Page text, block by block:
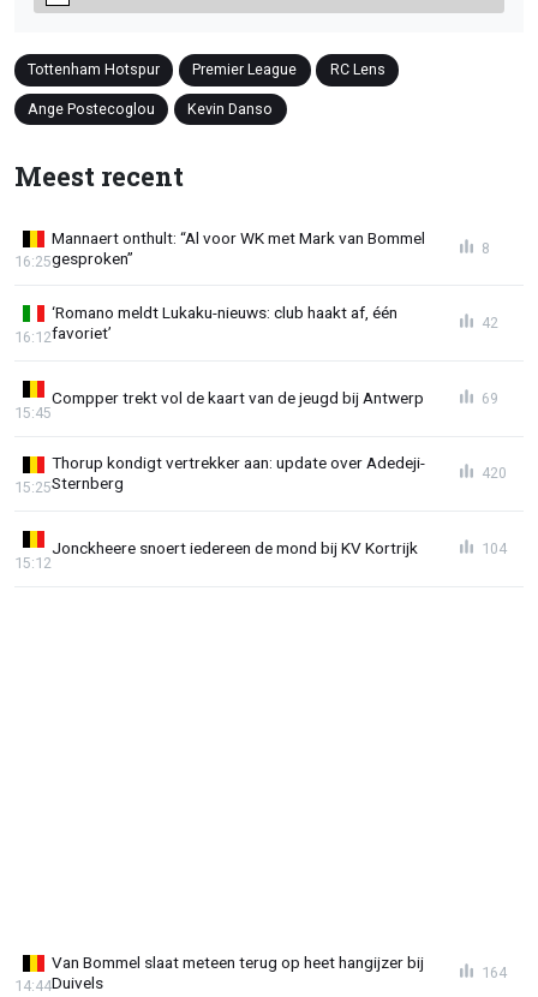
Tottenham Hotspur Premier League RC Lens
Ange Postecoglou Kevin Danso
Meest recent
Mannaert onthult: “Al voor WK met Mark van Bommel
gesproken”
16:25
8
‘Romano meldt Lukaku-nieuws: club haakt af, één
favoriet’
16:12
42
Compper trekt vol de kaart van de jeugd bij Antwerp
15:45
69
Thorup kondigt vertrekker aan: update over Adedeji-
Sternberg
15:25
420
Jonckheere snoert iedereen de mond bij KV Kortrijk
15:12
104
Van Bommel slaat meteen terug op heet hangijzer bij
Duivels
14:44
164